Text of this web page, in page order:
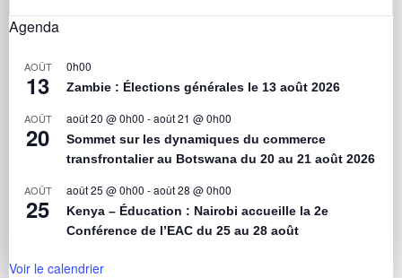
Agenda
AOÛT
13
0h00
Zambie : Élections générales le 13 août 2026
AOÛT
20
août 20 @ 0h00 -août 21 @ 0h00
Sommet sur les dynamiques du commerce
transfrontalier au Botswana du 20 au 21 août 2026
AOÛT
25
août 25 @ 0h00 -août 28 @ 0h00
Kenya – Éducation : Nairobi accueille la 2e
Conférence de l’EAC du 25 au 28 août
Voir le calendrier